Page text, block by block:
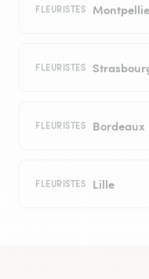
FLEURISTES
FLEURISTES
FLEURISTES Bordeaux
FLEURISTES Lille